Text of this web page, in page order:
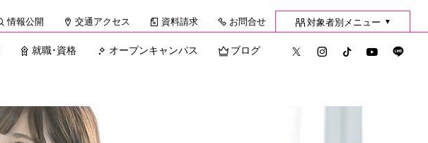
情報公開 交通アクセス 資料請求 お問合せ 対象者別メニュー ▼
就職・資格 オープンキャンパス ブログ